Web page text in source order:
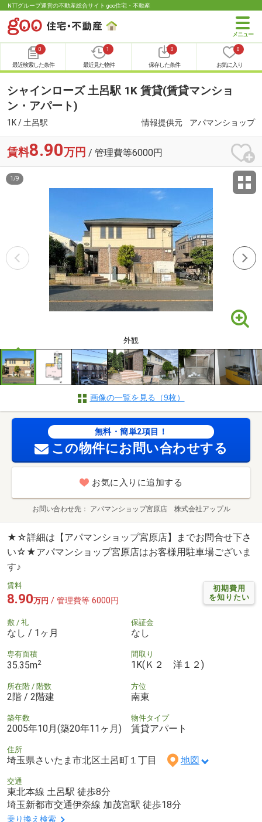
NTTグループ運営の不動産総合サイト goo住宅・不動産
0
最近検索した条件
1
最近見た物件
0
保存した条件
0
お気に入り
シャインローズ 土呂駅 1K 賃貸(賃貸マンショ
ン・アパート)
1K / 土呂駅 情報提供元 アパマンショップ
賃料8.90万円 / 管理費等6000円
外観
1 /9
画像の一覧を見る（9枚）
無料・簡単2項目！
この物件にお問い合わせする
お気に入りに追加する
お問い合わせ先 アパマンショップ宮原店 株式会社アップル
★☆詳細は【アパマンショップ宮原店】までお問合せ下さ
い☆★アパマンショップ宮原店はお客様用駐車場ございま
す♪
初期費用
を知りたい
賃料
8.90万円 / 管理費等 6000円
敷 / 礼
なし / 1ヶ月
保証金
なし
専有面積
35.35m2
間取り
1K(Ｋ２ 洋１２)
所在階 / 階数
2階 / 2階建
方位
南東
築年数
2005年10月(築20年11ヶ月)
物件タイプ
賃貸アパート
住所
埼玉県さいたま市北区土呂町１丁目 地図
交通
東北本線 土呂駅 徒歩8分
埼玉新都市交通伊奈線 加茂宮駅 徒歩18分
乗り換え検索